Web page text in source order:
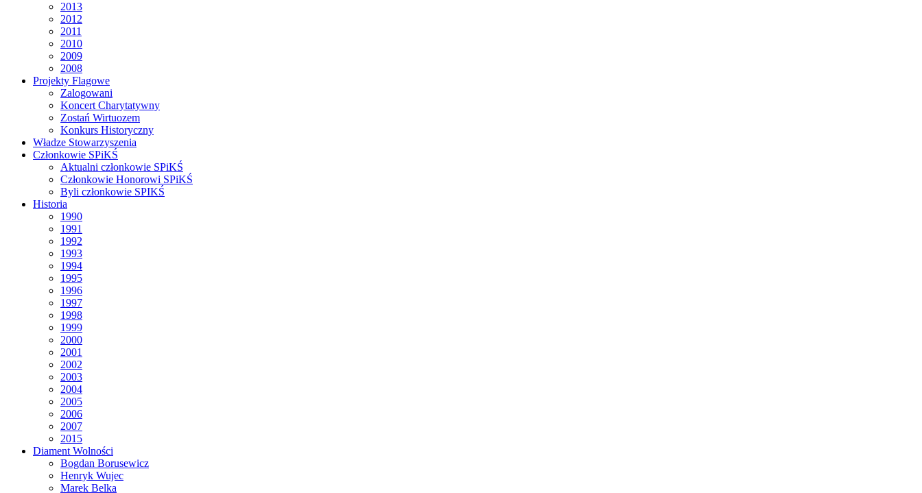
2013
2012
2011
2010
2009
2008
Projekty Flagowe
Zalogowani
Koncert Charytatywny
Zostań Wirtuozem
Konkurs Historyczny
Władze Stowarzyszenia
Członkowie SPiKŚ
Aktualni członkowie SPiKŚ
Członkowie Honorowi SPiKŚ
Byli członkowie SPIKŚ
Historia
1990
1991
1992
1993
1994
1995
1996
1997
1998
1999
2000
2001
2002
2003
2004
2005
2006
2007
2015
Diament Wolności
Bogdan Borusewicz
Henryk Wujec
Marek Belka